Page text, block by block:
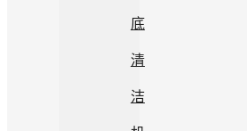
底
清
洁